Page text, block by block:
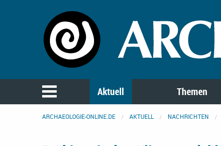
Aktuell Themen
ARCHAEOLOGIE-ONLINE.DE AKTUELL NACHRICHTEN